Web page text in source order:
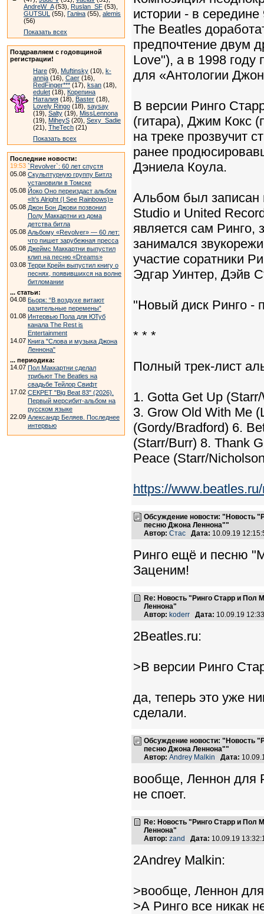
AndreW_A(53), Ruslan_SF (53),
GUTSUL (55), Галіна (55), alemis
(56)
Показать всех
Поздравляем с годовщиной
регистрации!
Hare (9), Muftinsky (10), k-
annja (16), Caer (16),
RedFinger*** (17), ksan (18),
edulet (18), Корепина
Наталия (18), Baster (18),
Lovely Ringo (18), saysay
(19), Salty (19), MissLennona
(19), MiheyS (20), Sexy_Sadie
(21), TheTech (21)
Показать всех
Последние новости:
19:53 `Revolver`: 60 лет спустя
05.08 Скульптурную группу Битлз
установили в Томске
05.08 Йоко Оно переиздаст альбом
«It’s Alright (I See Rainbows)»
05.08 Джон Бон Джови позвонил
Полу Маккартни из дома
детства битла
05.08 Альбому «Revolver» — 60 лет:
что пишет зарубежная пресса
05.08 Джеймс Маккартни выпустил
клип на песню «Dreams»
03.08 Терри Крейн выпустил книгу о
песнях, появившихся на волне
битломании
... статьи:
04.08 Бьорк: “В воздухе витают
разительные перемены”
01.08 Интервью Пола для ЮТуб
канала The Rest is
Entertainment
14.07 Книга "Слова и музыка Джона
Леннона"
... периодика:
14.07 Пол Маккартни сделал
трибьют The Beatles на
свадьбе Тейлор Свифт
17.02 СЕКРЕТ "Big Beat 83" (2026).
Первый мерсибит-альбом на
русском языке
22.09 Александр Беляев. Последнее
интервью
истории - в
The Beatles
предпочтение двум
Love"), а в 1998
для «Антологии
В версии Ринго
(гитара), Джим Кокс
на треке прозвучит
ранее
Дэниела Коула.
Альбом был записан
Studio и United
является сам Ринго,
занимался
участие соратники
Эдгар Уинтер, Дэйв
"Новый диск Ринго -
* * *
Полный трек-лист
1. Gotta Get Up
3. Grow Old With Me
(Gordy/Bradford) 6.
(Starr/Burr) 8. Thank
Peace (Starr/
https://
Обсуждение новости: "Новость
песню Джона Леннона""
Автор: Стас Дата: 10.09.19
Ринго ещё и песню
Заценим!
Re: Новость "Ринго Старр и Пол
Леннона"
Автор: koderr Дата: 10.09.19
2Beatles.ru:
>В версии Ринго
да, теперь это уже
сделали.
Обсуждение новости: "Новость
песню Джона Леннона""
Автор: Andrey Malkin Дата:
вообще, Леннон для
не споет.
Re: Новость "Ринго Старр и Пол
Леннона"
Автор: zand Дата: 10.09.19
2Andrey Malkin:
>вообще, Леннон
>А Ринго все никак